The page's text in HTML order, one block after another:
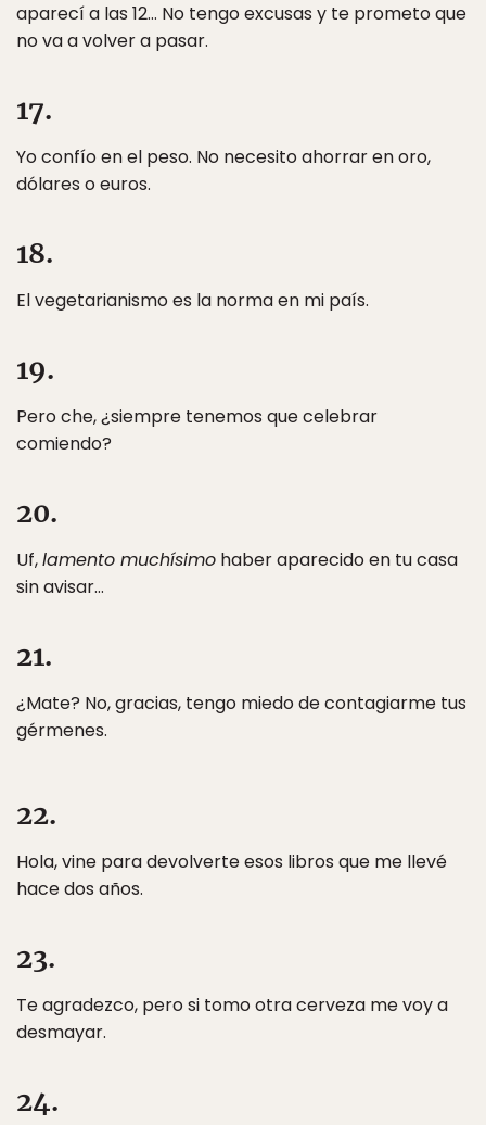
aparecí a las 12… No tengo excusas y te prometo que
no va a volver a pasar.
17.
Yo confío en el peso. No necesito ahorrar en oro,
dólares o euros.
18.
El vegetarianismo es la norma en mi país.
19.
Pero che, ¿siempre tenemos que celebrar
comiendo?
20.
Uf,lamento muchísimo haber aparecido en tu casa
sin avisar…
21.
¿Mate? No, gracias, tengo miedo de contagiarme tus
gérmenes.
22.
Hola, vine para devolverte esos libros que me llevé
hace dos años.
23.
Te agradezco, pero si tomo otra cerveza me voy a
desmayar.
24.